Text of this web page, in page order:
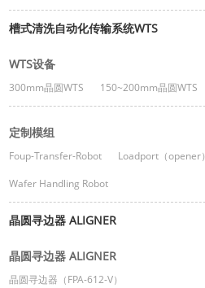
槽式清洗自动化传输系统WTS
WTS设备
300mm晶圆WTS 150~200mm晶圆WTS
定制模组
Foup-Transfer-Robot
Loadport（opener）
Wafer Handling Robot
晶圆寻边器 ALIGNER
晶圆寻边器 ALIGNER
晶圆寻边器（FPA-612-V）